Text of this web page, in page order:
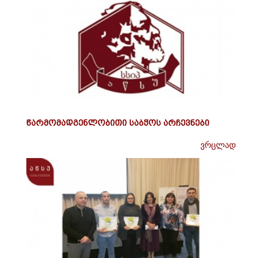
წარმომადგენლობითი საბჭოს არჩევნები
ვრცლად